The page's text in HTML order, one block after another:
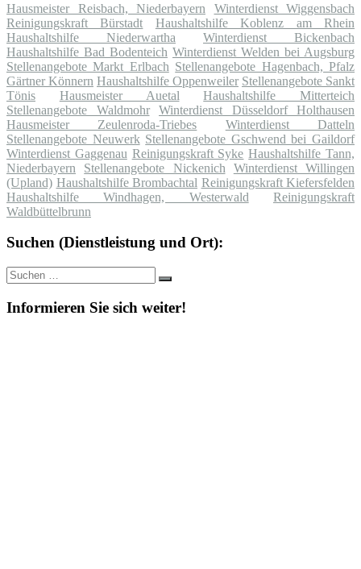
Hausmeister Reisbach, Niederbayern
Winterdienst Wiggensbach
Reinigungskraft Bürstadt
Haushaltshilfe Koblenz am Rhein
Haushaltshilfe Niederwartha
Winterdienst Bickenbach
Haushaltshilfe Bad Bodenteich Winterdienst Welden bei Augsburg
Stellenangebote Markt Erlbach Stellenangebote Hagenbach, Pfalz
Gärtner Könnern Haushaltshilfe Oppenweiler Stellenangebote Sankt
Tönis
Hausmeister Auetal
Haushaltshilfe Mitterteich
Stellenangebote Waldmohr
Winterdienst Düsseldorf Holthausen
Hausmeister Zeulenroda-Triebes
Winterdienst Datteln
Stellenangebote Neuwerk Stellenangebote Gschwend bei Gaildorf
Winterdienst Gaggenau Reinigungskraft Syke Haushaltshilfe Tann,
Niederbayern
Stellenangebote Nickenich
Winterdienst Willingen
(Upland) Haushaltshilfe Brombachtal Reinigungskraft Kiefersfelden
Haushaltshilfe Windhagen, Westerwald
Reinigungskraft
Waldbüttelbrunn
Suchen (Dienstleistung und Ort):
Suche
nach:
Suchen
Informieren Sie sich weiter!